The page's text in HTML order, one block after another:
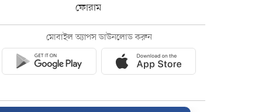
ফোরাম
মোবাইল অ্যাপস ডাউনলোড করুন